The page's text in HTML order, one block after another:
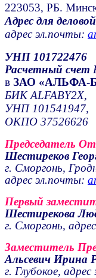
223053, РБ.
Адрес для
адрес эл.почты:
УНП 101722476
Расчетный счет
в ЗАО «АЛЬФА-
БИК ALFABY2X,
УНП 101541947,
ОКПО 37526626
Председатель
Шестиреков
г. Сморгонь,
адрес эл.почты:
Первый
Шестирекова
г. Сморгонь,
Заместитель
Альсевич Ирина
г. Глубокое,